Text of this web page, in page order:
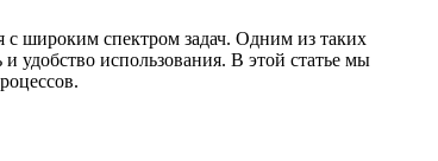
с широким спектром задач. Одним из таких
удобство использования. В этой статье мы